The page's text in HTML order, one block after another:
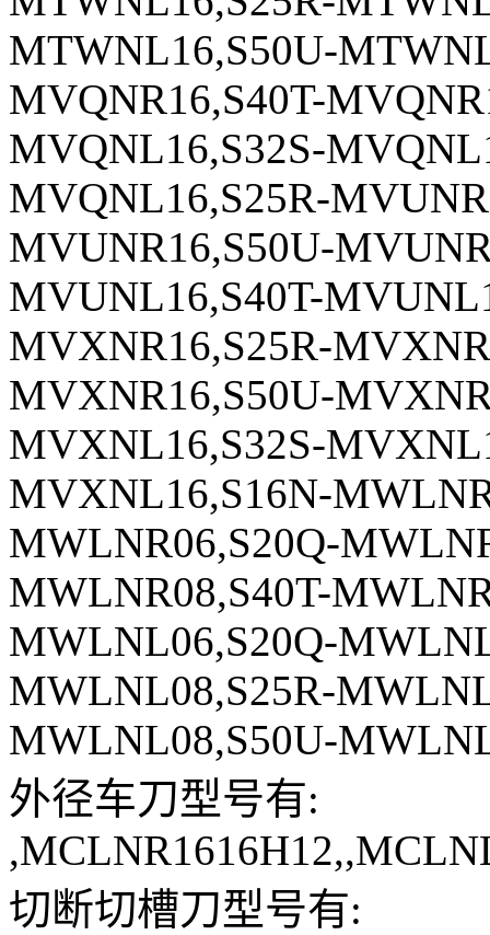
MTWNL16,S50U-
MVQNR16,S40T-
MVQNL16,S32S-
MVQNL16,S25R-
MVUNR16,S50U-
MVUNL16,S40T-
MVXNR16,S25R-
MVXNR16,S50U-
MVXNL16,S32S-
MVXNL16,S16N-
MWLNR06,S20Q-
MWLNR08,S40T-
MWLNL06,S20Q-
MWLNL08,S25R-
MWLNL08,S50U-
外径车刀型号有:
切断切槽刀型号有: